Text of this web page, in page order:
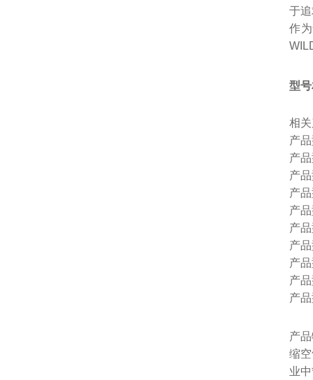
于
作
型
相
产
产
产
产
产
产
产
产
产
产
产
缩
业